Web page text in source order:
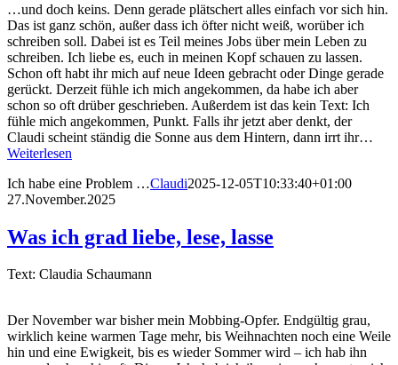
…und doch keins. Denn gerade plätschert alles einfach vor sich hin.
Das ist ganz schön, außer dass ich öfter nicht weiß, worüber ich
schreiben soll. Dabei ist es Teil meines Jobs über mein Leben zu
schreiben. Ich liebe es, euch in meinen Kopf schauen zu lassen.
Schon oft habt ihr mich auf neue Ideen gebracht oder Dinge gerade
gerückt. Derzeit fühle ich mich angekommen, da habe ich aber
schon so oft drüber geschrieben. Außerdem ist das kein Text: Ich
fühle mich angekommen, Punkt. Falls ihr jetzt aber denkt, der
Claudi scheint ständig die Sonne aus dem Hintern, dann irrt ihr…
Weiterlesen
Ich habe eine Problem …Claudi2025-12-05T10:33:40+01:00
27.November.2025
Was ich grad liebe, lese, lasse
Text: Claudia Schaumann
Der November war bisher mein Mobbing-Opfer. Endgültig grau,
wirklich keine warmen Tage mehr, bis Weihnachten noch eine Weile
hin und eine Ewigkeit, bis es wieder Sommer wird – ich hab ihn